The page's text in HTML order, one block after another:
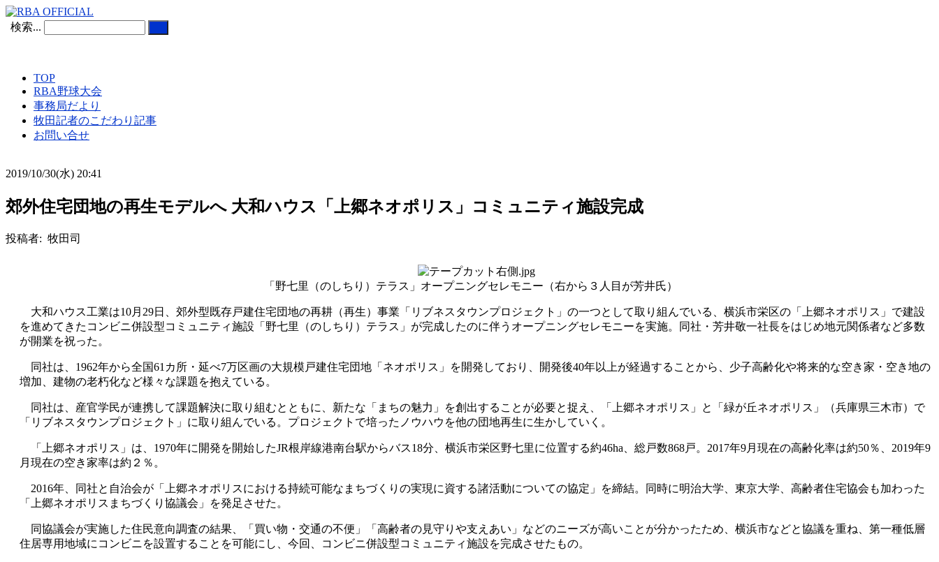
検索...
TOP
RBA野球大会
事務局だより
牧田記者のこだわり記事
お問い合せ
2019/10/30(水) 20:41
郊外住宅団地の再生モデルへ 大和ハウス「上郷ネオポリス」コミュニティ施設完成
投稿者: 牧田司
「野七里（のしちり）テラス」オープニングセレモニー（右から３人目が芳井氏）
大和ハウス工業は10月29日、郊外型既存戸建住宅団地の再耕（再生）事業「リブネスタウンプロジェクト」の一つとして取り組んでいる、横浜市栄区の「上郷ネオポリス」で建設
を進めてきたコンビニ併設型コミュニティ施設「野七里（のしちり）テラス」が完成したのに伴うオープニングセレモニーを実施。同社・芳井敬一社長をはじめ地元関係者など多数
が開業を祝った。
同社は、1962年から全国61カ所・延べ7万区画の大規模戸建住宅団地「ネオポリス」を開発しており、開発後40年以上が経過することから、少子高齢化や将来的な空き家・空き地の
増加、建物の老朽化など様々な課題を抱えている。
同社は、産官学民が連携して課題解決に取り組むとともに、新たな「まちの魅力」を創出することが必要と捉え、「上郷ネオポリス」と「緑が丘ネオポリス」（兵庫県三木市）で
「リブネスタウンプロジェクト」に取り組んでいる。プロジェクトで培ったノウハウを他の団地再生に生かしていく。
「上郷ネオポリス」は、1970年に開発を開始したJR根岸線港南台駅からバス18分、横浜市栄区野七里に位置する約46ha、総戸数868戸。2017年9月現在の高齢化率は約50％、2019年9
月現在の空き家率は約２％。
2016年、同社と自治会が「上郷ネオポリスにおける持続可能なまちづくりの実現に資する諸活動についての協定」を締結。同時に明治大学、東京大学、高齢者住宅協会も加わった
「上郷ネオポリスまちづくり協議会」を発足させた。
同協議会が実施した住民意向調査の結果、「買い物・交通の不便」「高齢者の見守りや支えあい」などのニーズが高いことが分かったため、横浜市などと協議を重ね、第一種低層
住居専用地域にコンビニを設置することを可能にし、今回、コンビニ併設型コミュニティ施設を完成させたもの。